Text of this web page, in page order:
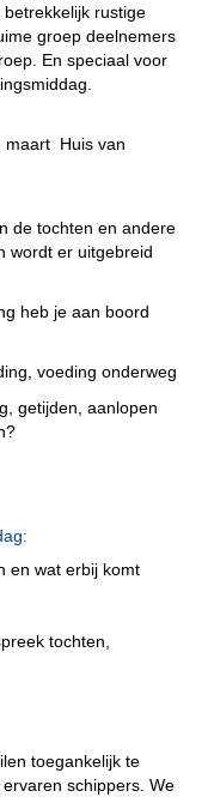
rustige
groep deelnemers
En speciaal voor
maart Huis van
de tochten en andere
wordt er uitgebreid
heb je aan boord
voeding onderweg
getijden, aanlopen
en wat erbij komt
tochten,
toegankelijk te
schippers. We